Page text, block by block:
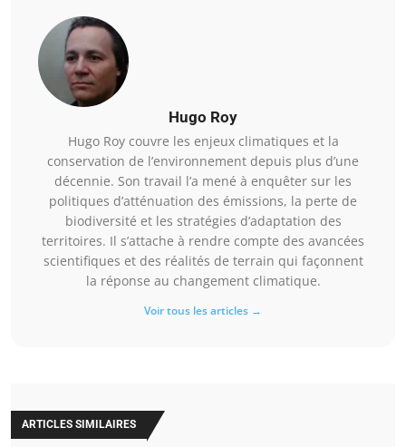
Hugo Roy
Hugo Roy couvre les enjeux climatiques et la
conservation de l’environnement depuis plus d’une
décennie. Son travail l’a mené à enquêter sur les
politiques d’atténuation des émissions, la perte de
biodiversité et les stratégies d’adaptation des
territoires. Il s’attache à rendre compte des avancées
scientifiques et des réalités de terrain qui façonnent
la réponse au changement climatique.
Voir tous les articles →
ARTICLES SIMILAIRES